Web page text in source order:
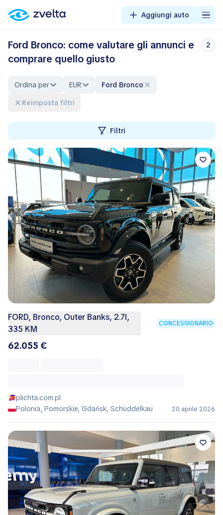
Aggiungi auto
Ford Bronco: come valutare gli annunci e
comprare quello giusto
2
Ordina per EUR
Ford Bronco
Reimposta filtri
Filtri
FORD, Bronco, Outer Banks, 2.7l,
335 KM
CONCESSIONARIO
62.055 €
plichta.com.pl
Polonia, Pomorskie, Gdańsk, Schüddelkau
20 aprile 2026